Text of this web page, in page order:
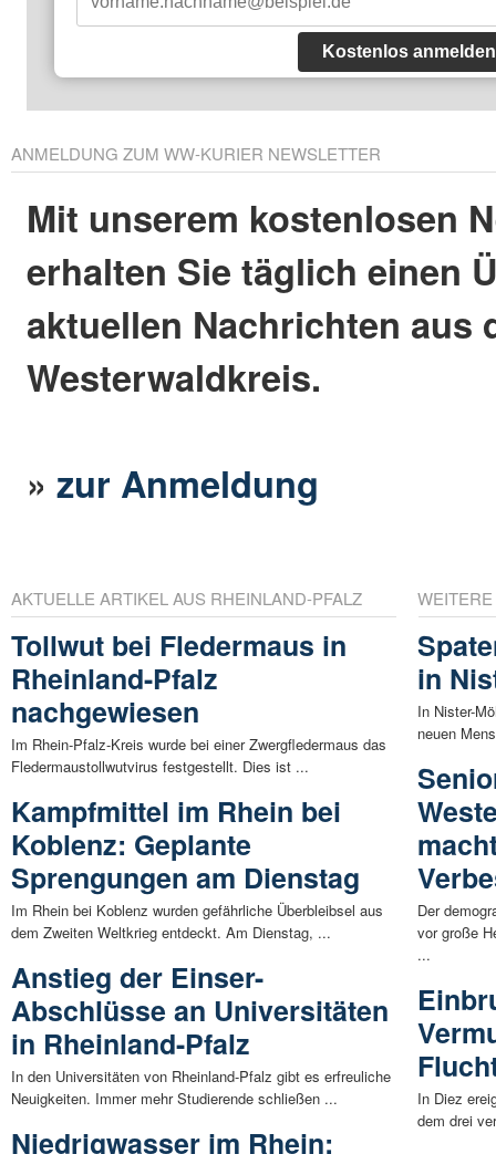
Kostenlos anmelden
ANMELDUNG ZUM WW-KURIER NEWSLETTER
Mit unserem kostenlosen
erhalten Sie täglich einen
aktuellen Nachrichten aus
Westerwaldkreis.
»zur Anmeldung
AKTUELLE ARTIKEL AUS RHEINLAND-PFALZ
Tollwut bei Fledermaus in
Rheinland-Pfalz
nachgewiesen
Im Rhein-Pfalz-Kreis wurde bei einer Zwergfledermaus das
Fledermaustollwutvirus festgestellt. Dies ist ...
Kampfmittel im Rhein bei
Koblenz: Geplante
Sprengungen am Dienstag
Im Rhein bei Koblenz wurden gefährliche Überbleibsel aus
dem Zweiten Weltkrieg entdeckt. Am Dienstag, ...
Anstieg der Einser-
Abschlüsse an Universitäten
in Rheinland-Pfalz
In den Universitäten von Rheinland-Pfalz gibt es erfreuliche
Neuigkeiten. Immer mehr Studierende schließen ...
Niedrigwasser im Rhein:
in
In Nister-
neuen
Der
vor große
...
In Diez
dem drei